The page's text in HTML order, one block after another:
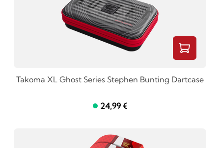
Takoma XL Ghost Series Stephen Bunting Dartcase
24,99 €